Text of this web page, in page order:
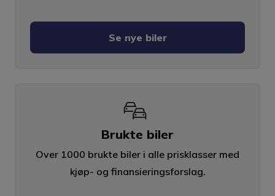
Se nye biler
Brukte biler
Over 1000 brukte biler i alle prisklasser med
kjøp- og finansieringsforslag.